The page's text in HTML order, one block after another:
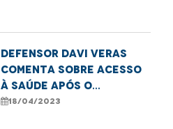
Defensor Davi Veras
comenta sobre acesso
à saúde após o
falecimento de bebê
18/04/2023